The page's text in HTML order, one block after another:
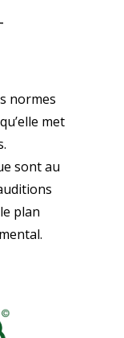
normes
met
sont au
plan